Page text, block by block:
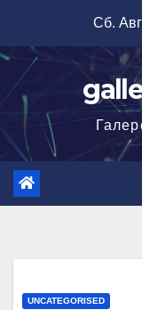
содержимому
Сб.
UNCATEGORISED